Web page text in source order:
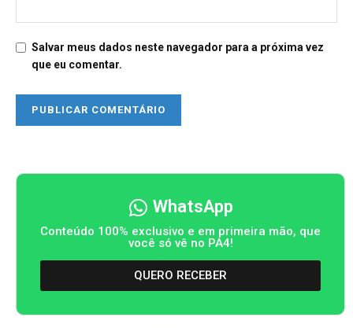
Salvar meus dados neste navegador para a próxima vez
que eu comentar.
WhatsApp
Conteúdo 100% exclusivo e em primeira mão, que
você só vê no PA4!
QUERO RECEBER